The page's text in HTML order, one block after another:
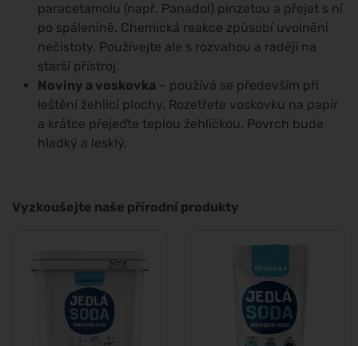
paracetamolu (např. Panadol) pinzetou a přejet s ní
po spálenině. Chemická reakce způsobí uvolnění
nečistoty. Používejte ale s rozvahou a raději na
starší přístroj.
Noviny a voskovka – používá se především při
leštění žehlicí plochy. Rozetřete voskovku na papír
a krátce přejeďte teplou žehličkou. Povrch bude
hladký a lesklý.
Vyzkoušejte naše přírodní produkty